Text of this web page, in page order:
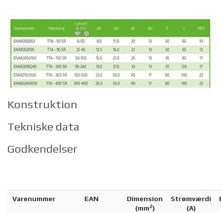
Konstruktion
Tekniske data
Godkendelser
Varenummer EAN
Dimension
(mm2)
Strømværdi
(A)